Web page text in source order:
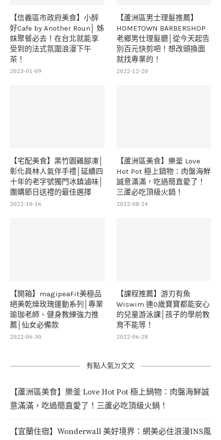
【信義區市政府美食】小醉
好Cafe by Another Roun│ 姊
妹聚餐必去！在台北就能享
受到的法式氛圍浪漫下午
茶！
2023-01-09
【蘆洲區男士理髮推薦】
HOMETOWN BARBERSHOP
老鄉男仕理髮廳│從今天起告
別百元快剪吧！想改頭換面
就找專業的！
2022-12-20
【宅配美食】黑竹園雞腳凍│
彰化員林人氣伴手禮│延續四
十年的老字號獨門冰鎮滷味│
團購節日送禮的最佳選擇
2022-10-16
【蘆洲區美食】樂釜 Love
Hot Pot 極上鍋物：肉盤海鮮
誠意滿滿，吃過簡直愛了！
三蘆必吃頂級火鍋！
2022-08-24
【開箱】magipeaFit美極品
絕美乾燥玫瑰運動系列│專業
瑜珈老師、健身教練強力推
薦│仙女必備款
2022-06-30
【課程推薦】游刃有魚
Wiswim 連0歲寶寶都能安心
的兒童游泳課│孩子的學前教
育不能等！
2022-06-28
有點人氣ㄉ文文
【蘆洲區美食】樂釜 Love Hot Pot 極上鍋物：肉盤海鮮誠
意滿滿，吃過簡直愛了！三蘆必吃頂級火鍋！
【宜蘭住宿】Wonderwall 美好境界：網美必住浪漫INS風